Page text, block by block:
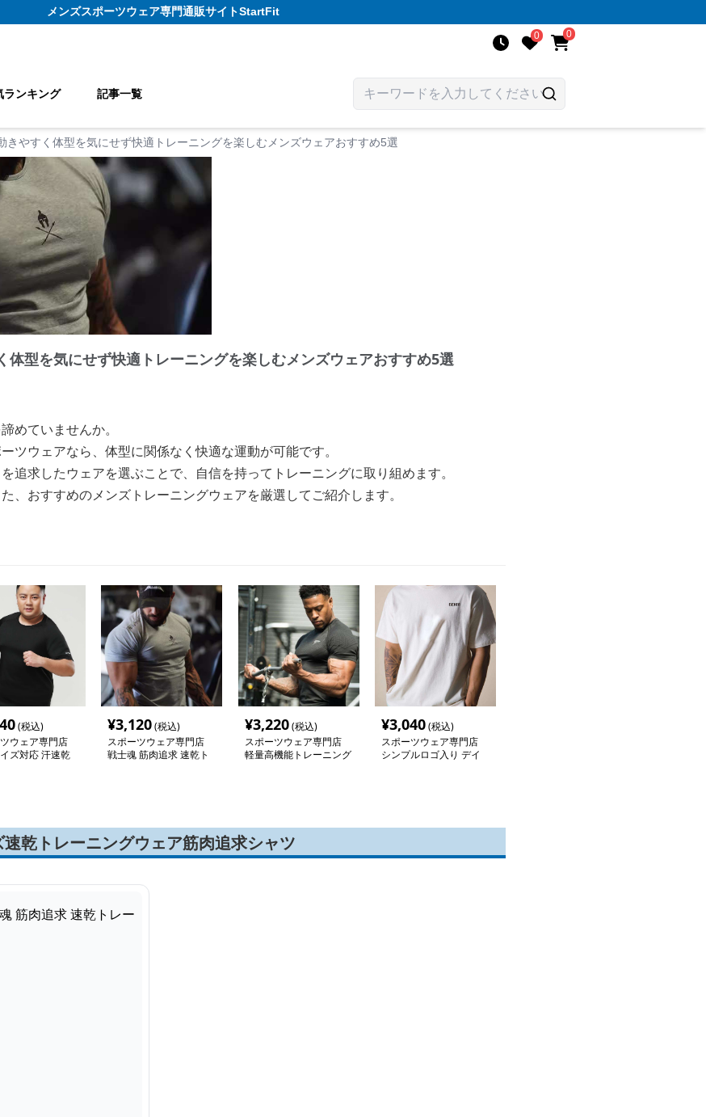
メンズスポーツウェア専門通販サイトStartFit
0 0
ランキング 記事一覧
きやすく体型を気にせず快適トレーニングを楽しむメンズウェアおすすめ5選
体型を気にせず快適トレーニングを楽しむメンズウェアおすすめ5選
めていませんか。
ツウェアなら、体型に関係なく快適な運動が可能です。
追求したウェアを選ぶことで、自信を持ってトレーニングに取り組めます。
、おすすめのメンズトレーニングウェアを厳選してご紹介します。
(税込)
ウェア専門店
ズ対応 汗速乾
¥3,120(税込)
スポーツウェア専門店
戦士魂 筋肉追求 速乾ト
¥3,220(税込)
スポーツウェア専門店
軽量高機能トレーニング
¥3,040(税込)
スポーツウェア専門店
シンプルロゴ入り デイ
乾トレーニングウェア筋肉追求シャツ